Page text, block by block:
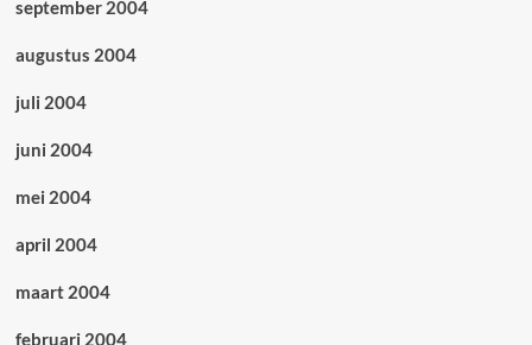
september 2004
augustus 2004
juli 2004
juni 2004
mei 2004
april 2004
maart 2004
februari 2004